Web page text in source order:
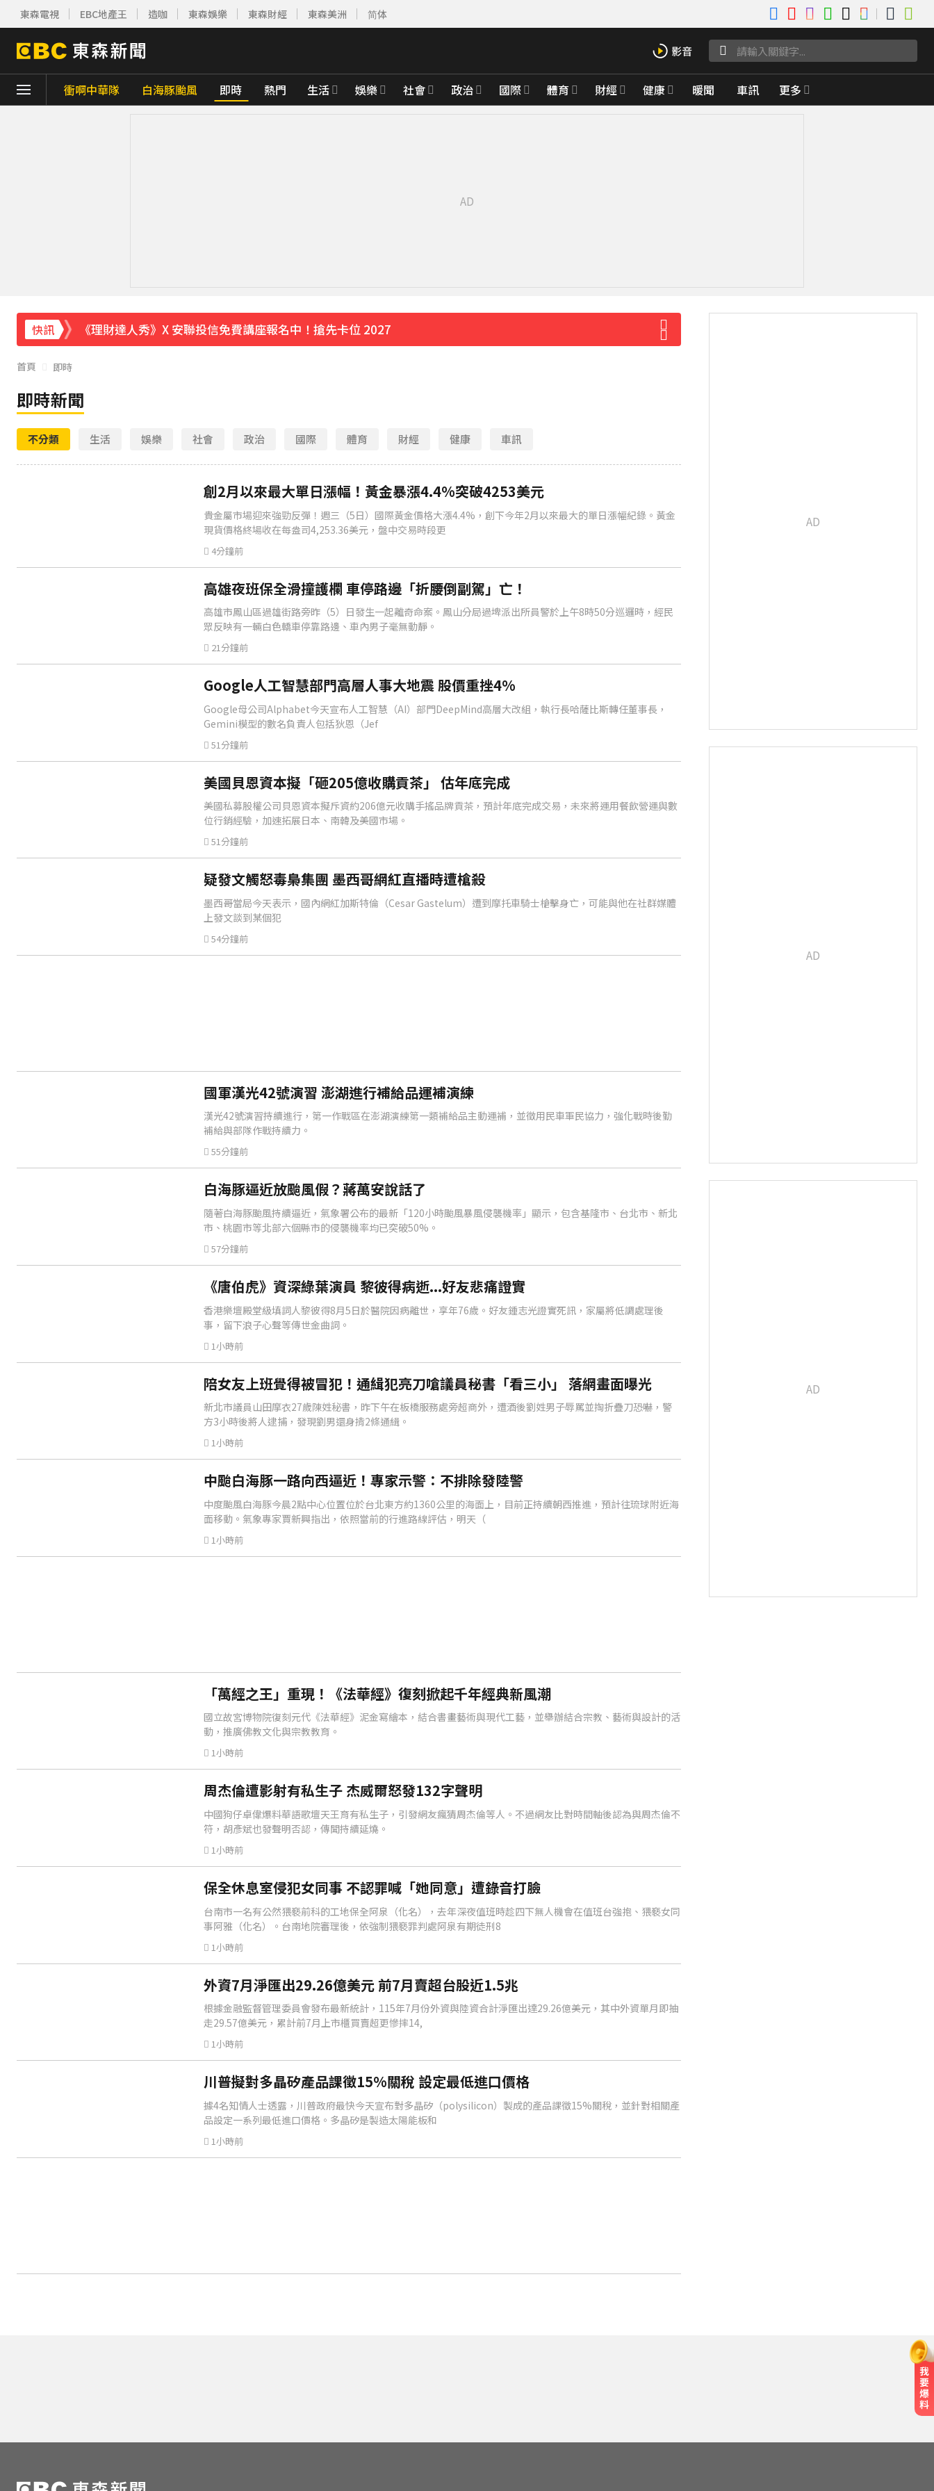
東森電視 EBC地產王 造咖 東森娛樂 東森財經 東森美洲 简体
衝啊中華隊 白海豚颱風 即時 熱門 生活 娛樂 社會 政治 國際 體育 財經 健康 暖聞 車訊 更多
快訊
《理財達人秀》X 安聯投信免費講座報名中！搶先卡位 2027
曾號召反女權集會！36歲網紅陳屍住處 死因待查
創2月以來最大單日漲幅！黃金暴漲4.4%突破4253美元
4分鐘前
首頁 即時
即時新聞
不分類 生活 娛樂 社會 政治 國際 體育 財經 健康 車訊
創2月以來最大單日漲幅！黃金暴漲4.4%突破4253美元
貴金屬市場迎來強勁反彈！週三（5日）國際黃金價格大漲4.4%，創下今年2月以來最大的單日漲幅紀錄。黃金
現貨價格終場收在每盎司4,253.36美元，盤中交易時段更
4分鐘前
高雄夜班保全滑撞護欄 車停路邊「折腰倒副駕」亡！
高雄市鳳山區過雄街路旁昨（5）日發生一起離奇命案。鳳山分局過埤派出所員警於上午8時50分巡邏時，經民
眾反映有一輛白色轎車停靠路邊、車內男子毫無動靜。
21分鐘前
Google人工智慧部門高層人事大地震 股價重挫4%
Google母公司Alphabet今天宣布人工智慧（AI）部門DeepMind高層大改組，執行長哈薩比斯轉任董事長，
Gemini模型的數名負責人包括狄恩（Jef
51分鐘前
美國貝恩資本擬「砸205億收購貢茶」 估年底完成
美國私募股權公司貝恩資本擬斥資約206億元收購手搖品牌貢茶，預計年底完成交易，未來將運用餐飲營運與數
位行銷經驗，加速拓展日本、南韓及美國市場。
51分鐘前
疑發文觸怒毒梟集團 墨西哥網紅直播時遭槍殺
墨西哥當局今天表示，國內網紅加斯特倫（Cesar Gastelum）遭到摩托車騎士槍擊身亡，可能與他在社群媒體
上發文談到某個犯
54分鐘前
國軍漢光42號演習 澎湖進行補給品運補演練
漢光42號演習持續進行，第一作戰區在澎湖演練第一類補給品主動運補，並徵用民車軍民協力，強化戰時後勤
補給與部隊作戰持續力。
55分鐘前
白海豚逼近放颱風假？蔣萬安說話了
隨著白海豚颱風持續逼近，氣象署公布的最新「120小時颱風暴風侵襲機率」顯示，包含基隆市、台北市、新北
市、桃園市等北部六個縣市的侵襲機率均已突破50%。
57分鐘前
《唐伯虎》資深綠葉演員 黎彼得病逝...好友悲痛證實
香港樂壇殿堂級填詞人黎彼得8月5日於醫院因病離世，享年76歲。好友鍾志光證實死訊，家屬將低調處理後
事，留下浪子心聲等傳世金曲詞。
1小時前
陪女友上班覺得被冒犯！通緝犯亮刀嗆議員秘書「看三小」 落網畫面曝光
新北市議員山田摩衣27歲陳姓秘書，昨下午在板橋服務處旁超商外，遭酒後劉姓男子辱罵並掏折疊刀恐嚇，警
方3小時後將人逮捕，發現劉男還身揹2條通緝。
1小時前
中颱白海豚一路向西逼近！專家示警：不排除發陸警
中度颱風白海豚今晨2點中心位置位於台北東方約1360公里的海面上，目前正持續朝西推進，預計往琉球附近海
面移動。氣象專家賈新興指出，依照當前的行進路線評估，明天（
1小時前
「萬經之王」重現！《法華經》復刻掀起千年經典新風潮
國立故宮博物院復刻元代《法華經》泥金寫繪本，結合書畫藝術與現代工藝，並舉辦結合宗教、藝術與設計的活
動，推廣佛教文化與宗教教育。
1小時前
周杰倫遭影射有私生子 杰威爾怒發132字聲明
中國狗仔卓偉爆料華語歌壇天王育有私生子，引發網友瘋猜周杰倫等人。不過網友比對時間軸後認為與周杰倫不
符，胡彥斌也發聲明否認，傳聞持續延燒。
1小時前
保全休息室侵犯女同事 不認罪喊「她同意」遭錄音打臉
台南市一名有公然猥褻前科的工地保全阿泉（化名），去年深夜值班時趁四下無人機會在值班台強抱、猥褻女同
事阿雅（化名）。台南地院審理後，依強制猥褻罪判處阿泉有期徒刑8
1小時前
外資7月淨匯出29.26億美元 前7月賣超台股近1.5兆
根據金融監督管理委員會發布最新統計，115年7月份外資與陸資合計淨匯出達29.26億美元，其中外資單月即抽
走29.57億美元，累計前7月上市櫃買賣超更慘摔14,
1小時前
川普擬對多晶矽產品課徵15%關稅 設定最低進口價格
據4名知情人士透露，川普政府最快今天宣布對多晶矽（polysilicon）製成的產品課徵15%關稅，並針對相關產
品設定一系列最低進口價格。多晶矽是製造太陽能板和
1小時前